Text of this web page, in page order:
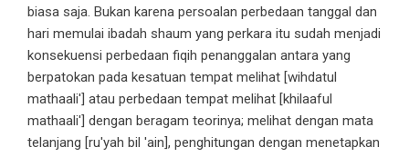
biasa saja. Bukan karena persoalan perbedaan tanggal dan
hari memulai ibadah shaum yang perkara itu sudah menjadi
konsekuensi perbedaan fiqih penanggalan antara yang
berpatokan pada kesatuan tempat melihat [wihdatul
mathaali'] atau perbedaan tempat melihat [khilaaful
mathaali'] dengan beragam teorinya; melihat dengan mata
telanjang [ru'yah bil 'ain], penghitungan dengan menetapkan